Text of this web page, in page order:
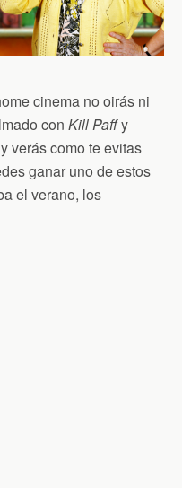
cinema no oirás ni
con Kill Paffy
verás como te evitas
ganar uno de estos
el verano, los